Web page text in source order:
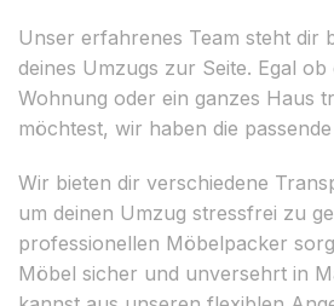
Unser erfahrenes Team steht dir
deines Umzugs zur Seite. Egal
Wohnung oder ein ganzes Haus
möchtest, wir haben die
Wir bieten dir verschiedene
um deinen Umzug stressfrei zu
professionellen Möbelpacker
Möbel sicher und unversehrt in